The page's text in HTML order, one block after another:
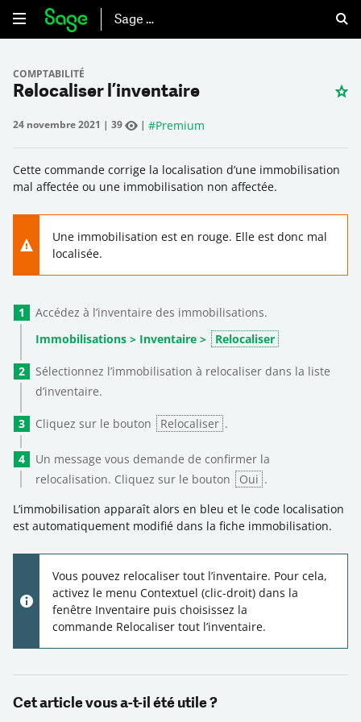
Sage 50
COMPTABILITÉ
Relocaliser l’inventaire
24 novembre 2021 | 39 | #Premium
Cette commande corrige la localisation d’une immobilisation
mal affectée ou une immobilisation non affectée.
Une immobilisation est en rouge. Elle est donc mal
localisée.
Accédez à l’inventaire des immobilisations.
Immobilisations > Inventaire >
Relocaliser
Sélectionnez l’immobilisation à relocaliser dans la liste
d’inventaire.
Cliquez sur le bouton Relocaliser .
Un message vous demande de confirmer la
relocalisation. Cliquez sur le bouton
Oui .
L’immobilisation apparaît alors en bleu et le code localisation
est automatiquement modifié dans la fiche immobilisation.
Vous pouvez relocaliser tout l’inventaire. Pour cela,
activez le menu Contextuel (clic-droit) dans la
fenêtre Inventaire puis choisissez la
commande Relocaliser tout l’inventaire.
Cet article vous a-t-il été utile ?